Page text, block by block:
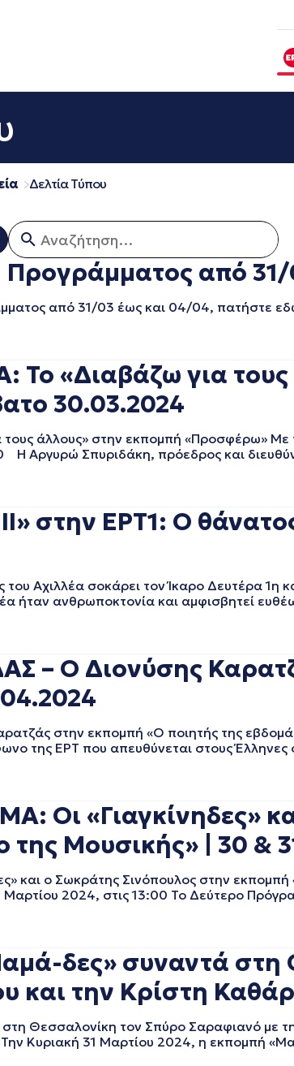
Δελτία Τύπου
Αναζήτηση για:
από
από 31/03 έως και 04/04, πατήστε
«Διαβάζω για τους
30.03.2024
άλλους» στην εκπομπή «Προσφέρω» Με
Η Αργυρώ Σπυριδάκη, πρόεδρος και
στην ΕΡΤ1: Ο
Αχιλλέα σοκάρει τον Ίκαρο Δευτέρα 1η
ήταν ανθρωποκτονία και αμφισβητεί
– Ο Διονύσης
στην εκπομπή «Ο ποιητής της
της ΕΡΤ που απευθύνεται στους Έλληνες
Οι «Γιαγκίνηδες»
της Μουσικής» | 30 &
και ο Σωκράτης Σινόπουλος στην εκπομπή
2024, στις 13:00 Το Δεύτερο
δες» συναντά
και την Κρίστη
Θεσσαλονίκη τον Σπύρο Σαραφιανό με
Κυριακή 31 Μαρτίου 2024, η εκπομπή